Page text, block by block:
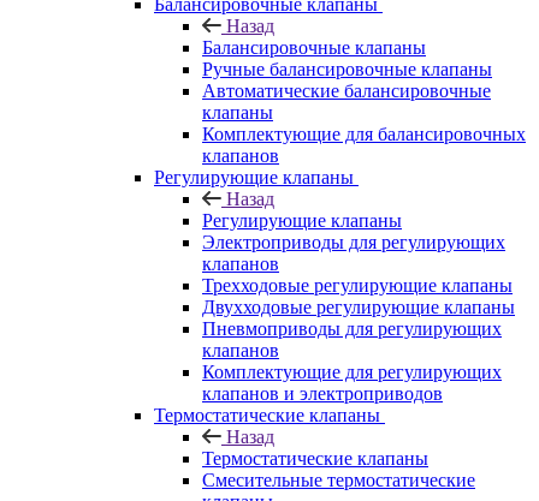
Балансировочные клапаны
Назад
Балансировочные клапаны
Ручные балансировочные клапаны
Автоматические балансировочные
клапаны
Комплектующие для балансировочных
клапанов
Регулирующие клапаны
Назад
Регулирующие клапаны
Электроприводы для регулирующих
клапанов
Трехходовые регулирующие клапаны
Двухходовые регулирующие клапаны
Пневмоприводы для регулирующих
клапанов
Комплектующие для регулирующих
клапанов и электроприводов
Термостатические клапаны
Назад
Термостатические клапаны
Смесительные термостатические